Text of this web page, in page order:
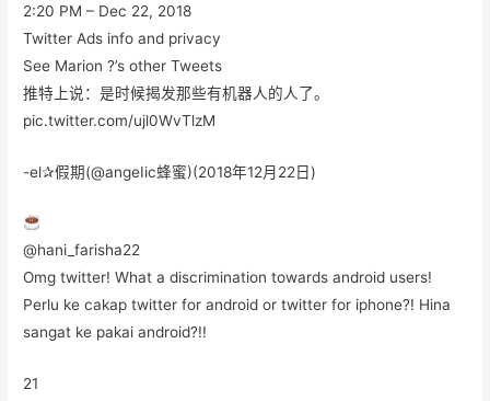
2:20 PM – Dec 22, 2018
Twitter Ads info and privacy
See Marion ?’s other Tweets
推特上说：是时候揭发那些有机器人的人了。
pic.twitter.com/ujl0WvTlzM
-el✰假期(@angeIic蜂蜜)(2018年12月22日)
@hani_farisha22
Omg twitter! What a discrimination towards android users!
Perlu ke cakap twitter for android or twitter for iphone?! Hina
sangat ke pakai android?!!
21